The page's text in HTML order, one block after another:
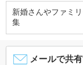
新婚さんやファミ
集
メールで共